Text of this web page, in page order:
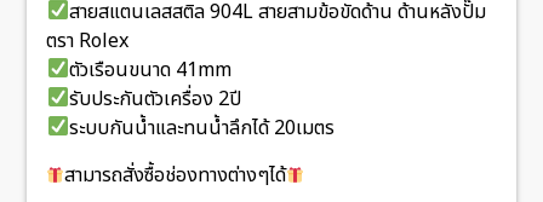
สายสแตนเลสสติล 904L สายสามข้อขัดด้าน ด้านหลังปั๊ม
ตรา Rolex
ตัวเรือนขนาด 41mm
รับประกันตัวเครื่อง 2ปี
ระบบกันน้ำและทนน้ำลึกได้ 20เมตร
สามารถสั่งซื้อช่องทางต่างๆได้